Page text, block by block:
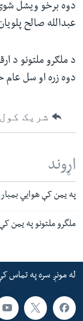
دوه برخو ویشل
عبدالله صالح
د ملګرو ملتونو د
دوه زره او سل
شریک کول
اړوند
په یمن کې هوايي بمباریو او
ملگرو ملتونو په یمن
له مونږ سره په تماس